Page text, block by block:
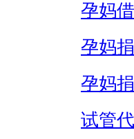
孕妈
孕妈
孕妈
试管